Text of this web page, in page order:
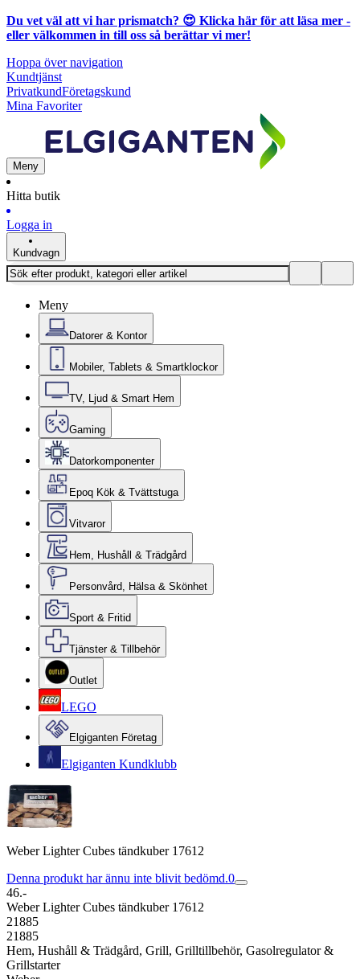
Du vet väl att vi har prismatch? 😍 Klicka här för att läsa mer -
eller välkommen in till oss så berättar vi mer!
Hoppa över navigation
Kundtjänst
PrivatkundFöretagskund
Mina Favoriter
Meny
Hitta butik
Logga in
Kundvagn
Meny
Datorer & Kontor
Mobiler, Tablets & Smartklockor
TV, Ljud & Smart Hem
Gaming
Datorkomponenter
Epoq Kök & Tvättstuga
Vitvaror
Hem, Hushåll & Trädgård
Personvård, Hälsa & Skönhet
Sport & Fritid
Tjänster & Tillbehör
Outlet
LEGO
Elgiganten Företag
Elgiganten Kundklubb
Weber Lighter Cubes tändkuber 17612
Denna produkt har ännu inte blivit bedömd.0
46.-
Weber Lighter Cubes tändkuber 17612
21885
21885
Hem, Hushåll & Trädgård, Grill, Grilltillbehör, Gasolregulator &
Grillstarter